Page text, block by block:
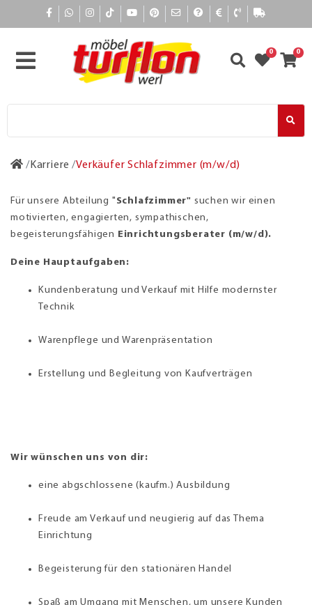
0 0
Karriere Verkäufer Schlafzimmer (m/w/d)
Für unsere Abteilung " Schlafzimmer" suchen wir einen
motivierten, engagierten, sympathischen,
begeisterungsfähigen Einrichtungsberater (m/w/d).
Deine Hauptaufgaben:
Kundenberatung und Verkauf mit Hilfe modernster
Technik
Warenpflege und Warenpräsentation
Erstellung und Begleitung von Kaufverträgen
Wir wünschen uns von dir:
eine abgschlossene (kaufm.) Ausbildung
Freude am Verkauf und neugierig auf das Thema
Einrichtung
Begeisterung für den stationären Handel
Spaß am Umgang mit Menschen, um unsere Kunden